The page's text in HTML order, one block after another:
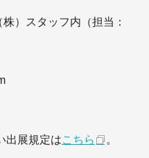
）スタッフ内（担当：
出展規定はこちら 。